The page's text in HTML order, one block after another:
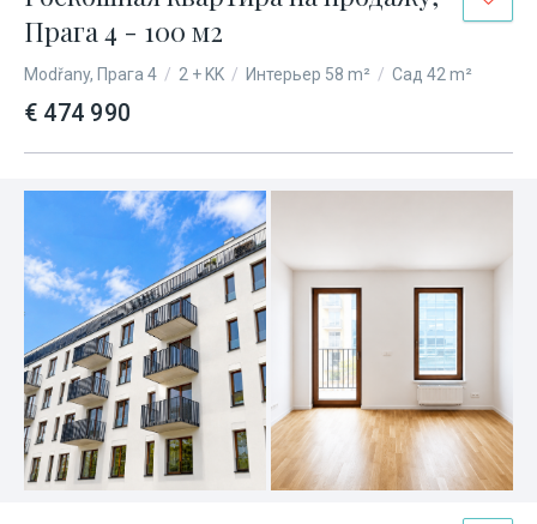
Прага 4 - 100 м2
Modřany, Прага 4 / 2 + KK / Интерьер 58 m² / Сад 42 m²
€ 474 990